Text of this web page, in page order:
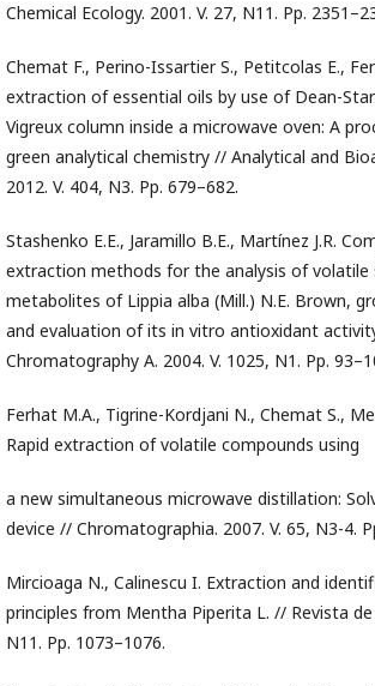
Chemical Ecology. 2001. V. 27, N11. Pp.
Chemat F., Perino-Issartier S., Petitcolas E.,
extraction of essential oils by use of Dean-
Vigreux column inside a microwave oven: A
green analytical chemistry // Analytical and
2012. V. 404, N3. Pp. 679–682.
Stashenko E.E., Jaramillo B.E., Martínez J.R.
extraction methods for the analysis of volatile
metabolites of Lippia alba (Mill.) N.E. Brown,
and evaluation of its in vitro antioxidant
Chromatography A. 2004. V. 1025, N1. Pp.
Ferhat M.A., Tigrine-Kordjani N., Chemat S.,
Rapid extraction of volatile compounds using
a new simultaneous microwave distillation:
device // Chromatographia. 2007. V. 65, N3-4.
Mircioaga N., Calinescu I. Extraction and
principles from Mentha Piperita L. // Revista de
N11. Pp. 1073–1076.